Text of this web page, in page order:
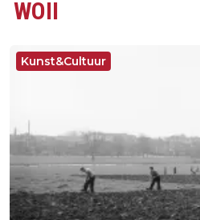
WOII
Kunst&Cultuur